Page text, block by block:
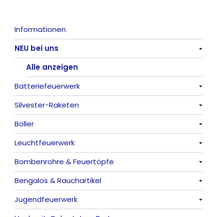
Informationen
NEU bei uns
Alle anzeigen
Batteriefeuerwerk
Alle anzeigen
Silvester-Raketen
Alle anzeigen
Böller
Alle anzeigen
China-Böller
Knaller / Kanonenschläge
Reibkopfknaller
Leuchtfeuerwerk
Alle anzeigen
Vulkane
Fontänen
Bombenrohre & Feuertöpfe
Alle anzeigen
Mit Rumms
Bengalos & Rauchartikel
Alle anzeigen
Jugendfeuerwerk